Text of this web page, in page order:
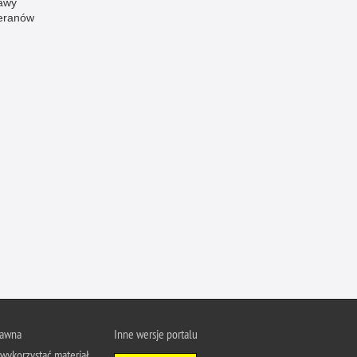
i odważni
Inne wersje portalu